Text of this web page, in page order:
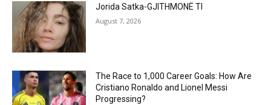
Jorida Satka-GJITHMONË TI
August 7, 2026
The Race to 1,000 Career Goals: How Are
Cristiano Ronaldo and Lionel Messi
Progressing?